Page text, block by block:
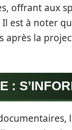
offrant aux
est à noter
après la
: